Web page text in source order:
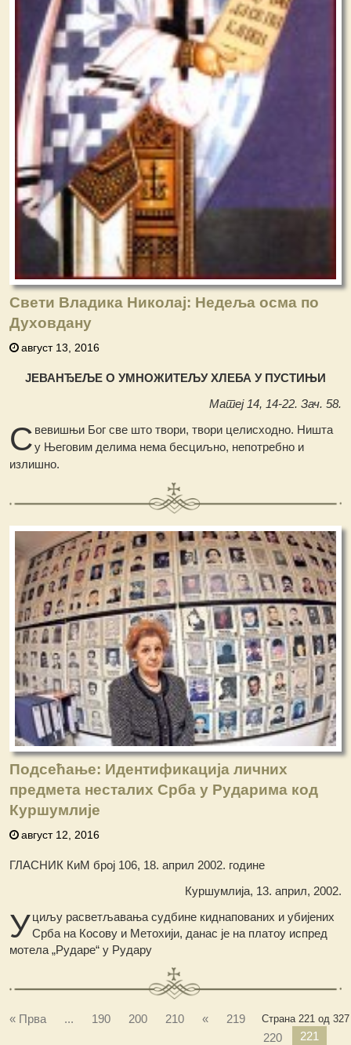
Свети Владика Николај: Недеља осма по
Духовдану
август 13, 2016
ЈЕВАНЂЕЉЕ О УМНОЖИТЕЉУ ХЛЕБА У ПУСТИЊИ
Матеј 14, 14-22. Зач. 58.
С вевишњи Бог све што твори, твори целисходно. Ништа
у Његовим делима нема бесциљно, непотребно и
излишно.
Подсећање: Идентификација личних
предмета несталих Срба у Рударима код
Куршумлије
август 12, 2016
ГЛАСНИК КиМ број 106, 18. април 2002. године
Куршумлија, 13. април, 2002.
Уциљу расветљавања судбине киднапованих и убијених
Срба на Косову и Метохији, данас је на платоу испред
мотела „Рударе“ у Рудару
Страна 221 од 327
« Прва ... 190 200 210 «
219
220
221